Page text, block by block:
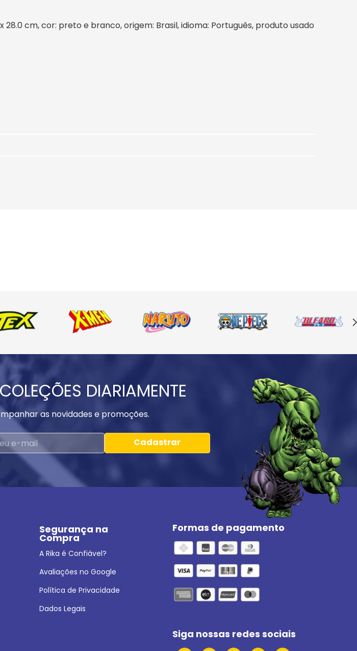
cm, cor: preto e branco, origem: Brasil, idioma: Português, produto usado
DIARIAMENTE
as novidades e promoções.
Cadastrar
Segurança na
Compra
A Rika é Confiável?
Avaliações no Google
Política de Privacidade
Dados Legais
Formas de pagamento
Siga nossas redes sociais